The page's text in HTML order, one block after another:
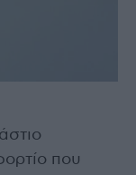
που